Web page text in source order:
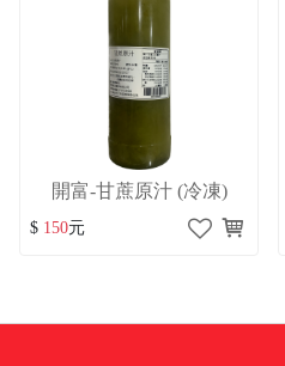
開富-甘蔗原汁 (冷凍)
$ 150元